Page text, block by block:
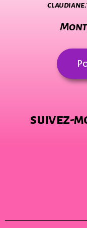
suivez-